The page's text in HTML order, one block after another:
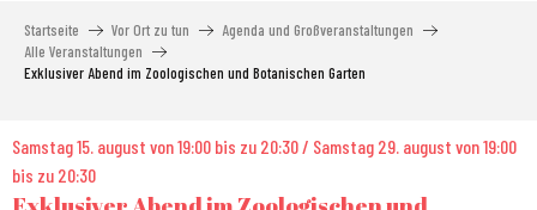
contenu
Startseite Vor Ort zu tun
Agenda und Großveranstaltungen
Alle Veranstaltungen
Exklusiver Abend im Zoologischen und Botanischen Garten
Samstag 15. august von 19:00 bis zu 20:30 / Samstag 29. august von 19:00
bis zu 20:30